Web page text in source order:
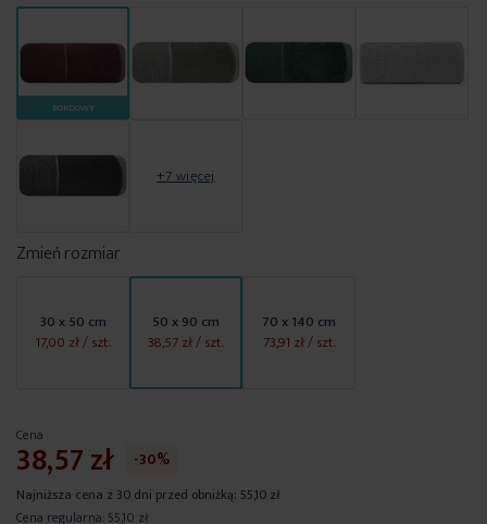
BORDOWY
+7 więcej
Zmień rozmiar
30 x 50 cm
17,00 zł/ szt.
50 x 90 cm
38,57 zł/ szt.
70 x 140 cm
73,91 zł/ szt.
Cena
38,57 zł -30%
Najniższa cena z 30 dni przed obniżką: 55,10 zł
Cena regularna: 55,10 zł